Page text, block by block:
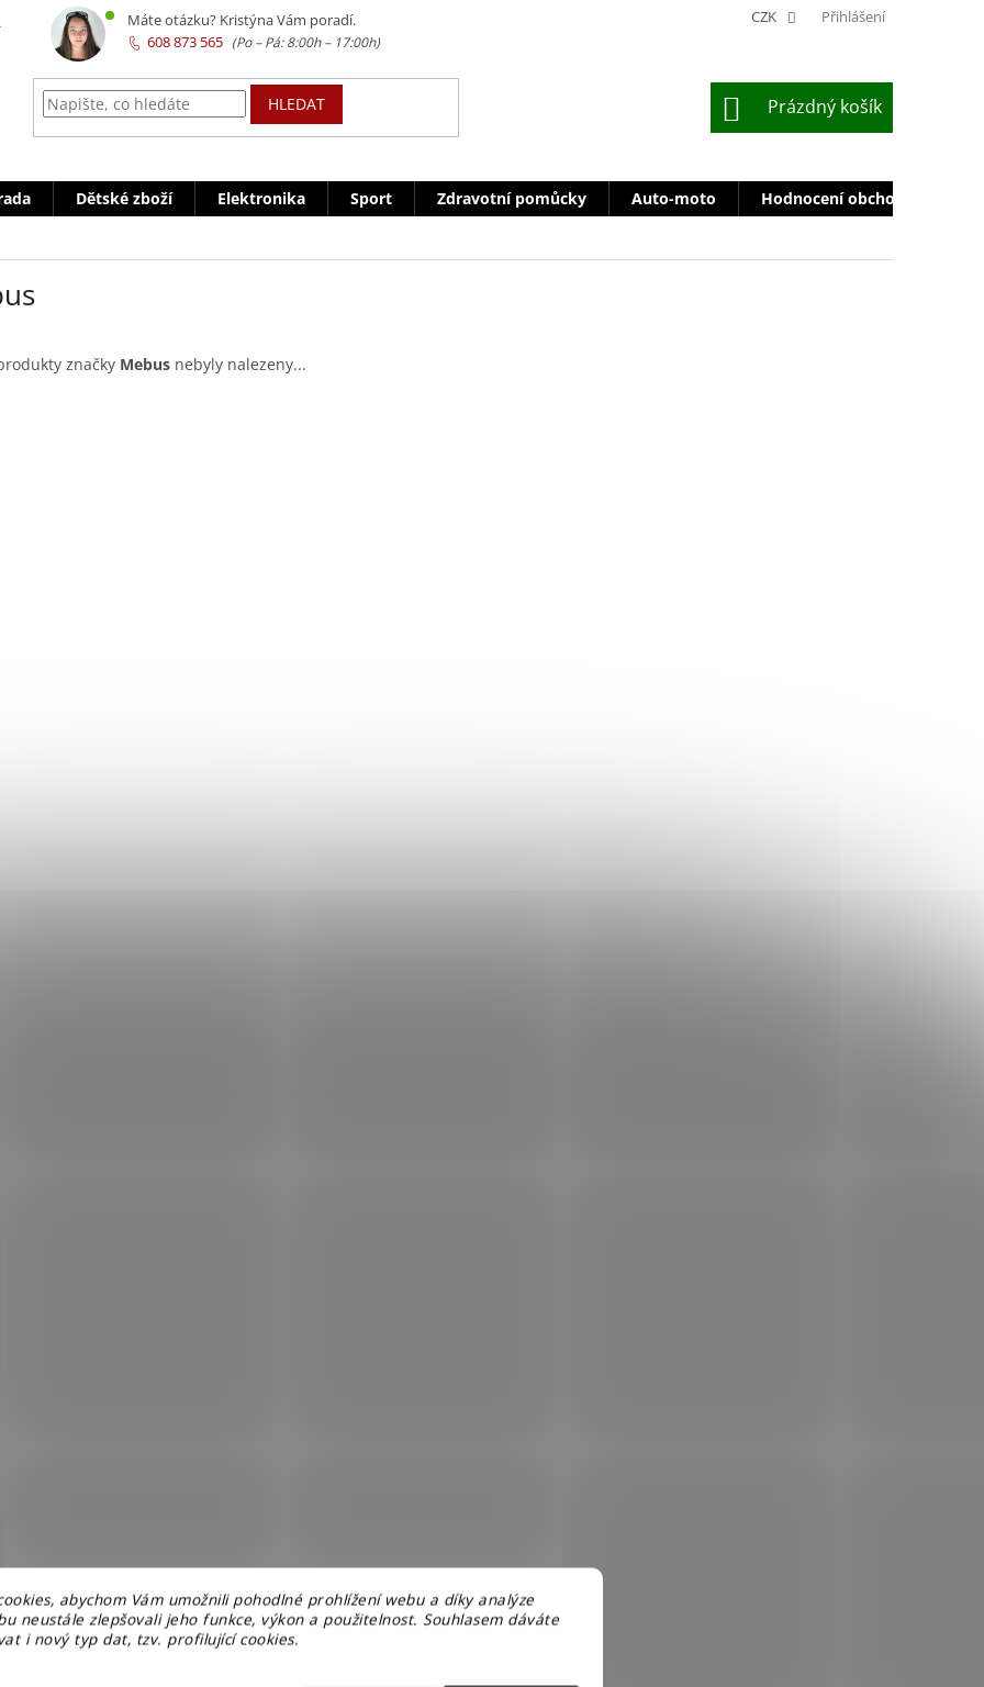
abychom Vám umožnili pohodlné prohlížení webu a díky analýze
neustále zlepšovali jeho funkce, výkon a použitelnost. Souhlasem dáváte
i nový typ dat, tzv. profilující cookies.
CZK Přihlášení
HLEDAT
NÁKUPNÍ
KOŠÍK
Prázdný košík
Dětské zboží Elektronika Sport Zdravotní pomůcky Auto-moto Hodnocení obchodu
značky Mebus nebyly nalezeny...
Máte otázku? Kristýna Vám poradí.
608 873 565